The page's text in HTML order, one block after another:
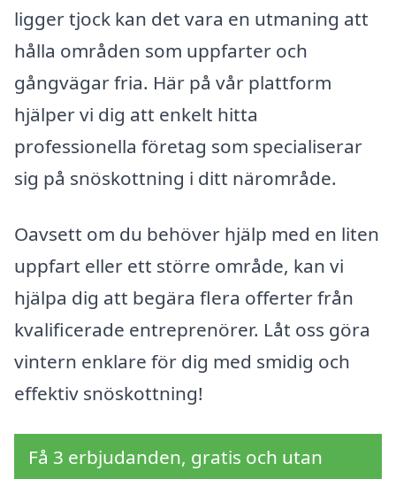
ligger tjock kan det vara en utmaning att
hålla områden som uppfarter och
gångvägar fria. Här på vår plattform
hjälper vi dig att enkelt hitta
professionella företag som specialiserar
sig på snöskottning i ditt närområde.
Oavsett om du behöver hjälp med en liten
uppfart eller ett större område, kan vi
hjälpa dig att begära flera offerter från
kvalificerade entreprenörer. Låt oss göra
vintern enklare för dig med smidig och
effektiv snöskottning!
Få 3 erbjudanden, gratis och utan